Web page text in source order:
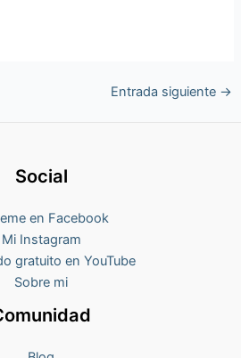
Entrada siguiente →
Social
en Facebook
Mi Instagram
gratuito en YouTube
Sobre mi